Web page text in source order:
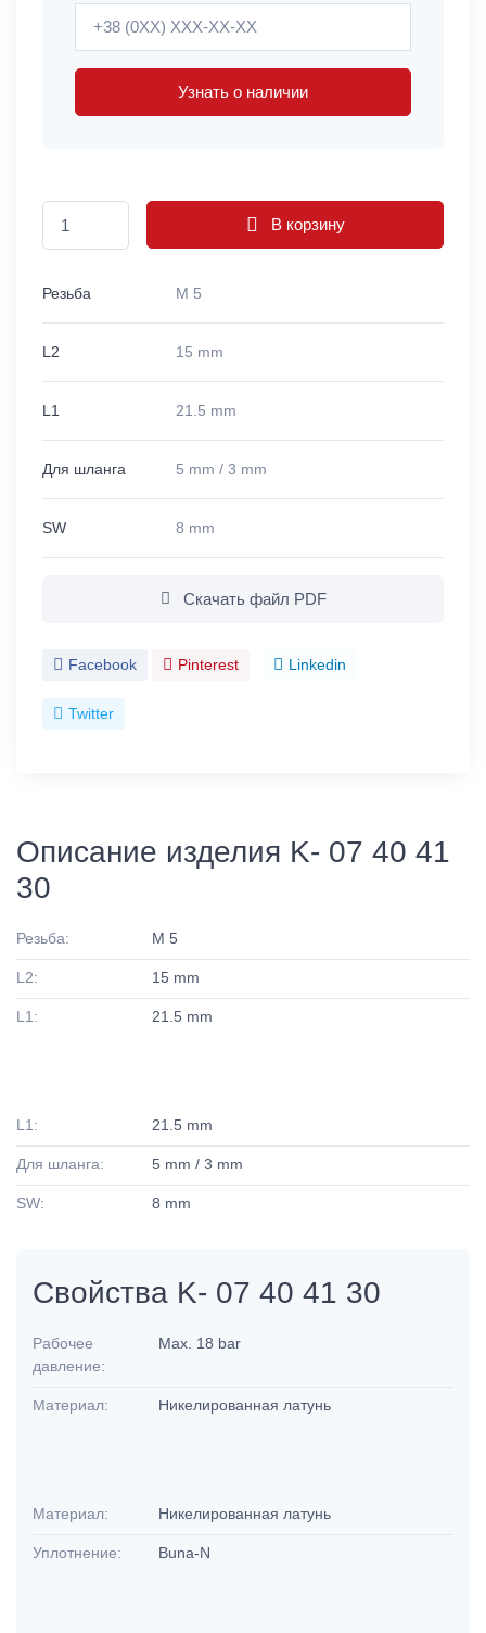
Узнать о наличии
В корзину
Резьба M 5
L2 15 mm
L1 21.5 mm
Для шланга 5 mm / 3 mm
SW 8 mm
Скачать файл PDF
Facebook Pinterest Linkedin
Twitter
Описание изделия K- 07 40 41
30
Резьба: M 5
L2: 15 mm
L1: 21.5 mm
L1: 21.5 mm
Для шланга: 5 mm / 3 mm
SW: 8 mm
Свойства K- 07 40 41 30
Рабочее
давление:
Max. 18 bar
Материал: Никелированная латунь
Материал: Никелированная латунь
Уплотнение: Buna-N